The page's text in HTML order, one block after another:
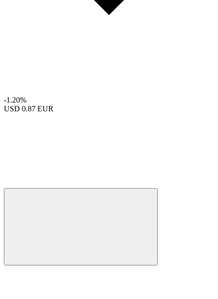
-1.20%
USD 0.87 EUR